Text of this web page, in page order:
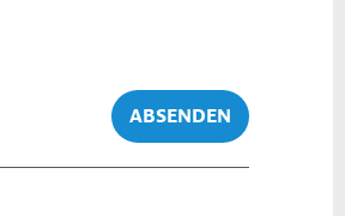
ABSENDEN